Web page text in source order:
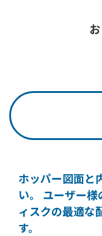
ホッパー図面と
い。
ユーザー
ィスクの最適な
す。